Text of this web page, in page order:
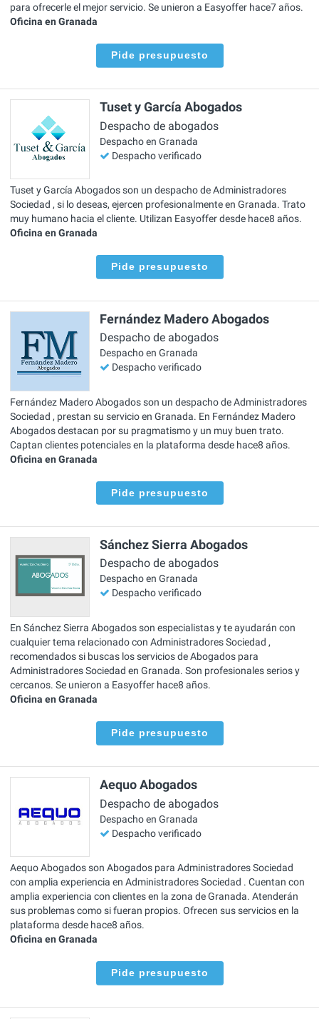
para ofrecerle el mejor servicio. Se unieron a Easyoffer hace7 años.
Oficina en Granada
Pide presupuesto
Tuset y García Abogados
Despacho de abogados
Despacho en Granada
Despacho verificado
Tuset y García Abogados son un despacho de Administradores
Sociedad , si lo deseas, ejercen profesionalmente en Granada. Trato
muy humano hacia el cliente. Utilizan Easyoffer desde hace8 años.
Oficina en Granada
Pide presupuesto
Fernández Madero Abogados
Despacho de abogados
Despacho en Granada
Despacho verificado
Fernández Madero Abogados son un despacho de Administradores
Sociedad , prestan su servicio en Granada. En Fernández Madero
Abogados destacan por su pragmatismo y un muy buen trato.
Captan clientes potenciales en la plataforma desde hace8 años.
Oficina en Granada
Pide presupuesto
Sánchez Sierra Abogados
Despacho de abogados
Despacho en Granada
Despacho verificado
En Sánchez Sierra Abogados son especialistas y te ayudarán con
cualquier tema relacionado con Administradores Sociedad ,
recomendados si buscas los servicios de Abogados para
Administradores Sociedad en Granada. Son profesionales serios y
cercanos. Se unieron a Easyoffer hace8 años.
Oficina en Granada
Pide presupuesto
Aequo Abogados
Despacho de abogados
Despacho en Granada
Despacho verificado
Aequo Abogados son Abogados para Administradores Sociedad
con amplia experiencia en Administradores Sociedad . Cuentan con
amplia experiencia con clientes en la zona de Granada. Atenderán
sus problemas como si fueran propios. Ofrecen sus servicios en la
plataforma desde hace8 años.
Oficina en Granada
Pide presupuesto